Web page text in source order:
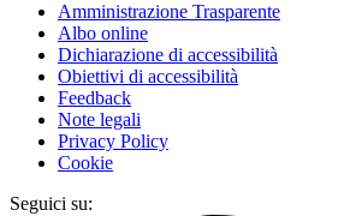
Amministrazione Trasparente
Albo online
Dichiarazione di accessibilità
Obiettivi di accessibilità
Feedback
Note legali
Privacy Policy
Cookie
Seguici su: